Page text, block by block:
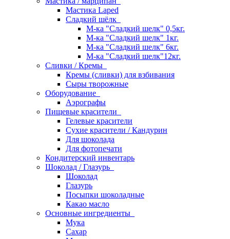
Мастика Laped
Сладкий шёлк
М-ка "Сладкий шелк" 0,5кг.
М-ка "Сладкий шелк" 1кг.
М-ка "Сладкий шелк" 6кг.
М-ка "Сладкий шелк"12кг.
Сливки / Кремы
Кремы (сливки) для взбивания
Сыры творожные
Оборудование
Аэрографы
Пищевые красители
Гелевые красители
Сухие красители / Кандурин
Для шоколада
Для фотопечати
Кондитерский инвентарь
Шоколад / Глазурь
Шоколад
Глазурь
Посыпки шоколадные
Какао масло
Основные ингредиенты
Мука
Сахар